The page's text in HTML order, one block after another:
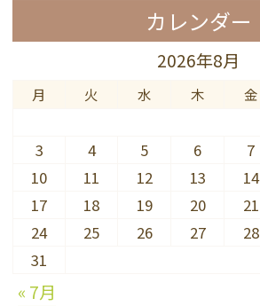
カレンダー
2026年8月
月 火 水 木 金
3
4 5 6 7
10
11 12 13 14
17
18 19 20 21
24
25 26 27 28
31
« 7月